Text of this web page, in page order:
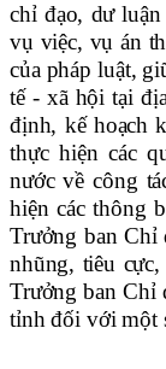
chỉ đạo, dư
vụ việc, vụ án
của pháp luật,
tế - xã hội tại
định, kế hoạch
thực hiện các
nước về công
hiện các thông
Trưởng ban Chỉ
nhũng, tiêu
Trưởng ban Chỉ
tỉnh đối với một